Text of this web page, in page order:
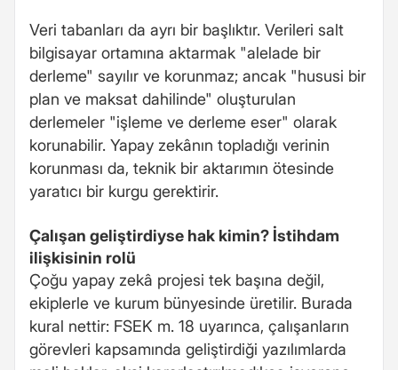
Veri tabanları da ayrı bir başlıktır. Verileri salt
bilgisayar ortamına aktarmak "alelade bir
derleme" sayılır ve korunmaz; ancak "hususi bir
plan ve maksat dahilinde" oluşturulan
derlemeler "işleme ve derleme eser" olarak
korunabilir. Yapay zekânın topladığı verinin
korunması da, teknik bir aktarımın ötesinde
yaratıcı bir kurgu gerektirir.
Çalışan geliştirdiyse hak kimin? İstihdam
ilişkisinin rolü
Çoğu yapay zekâ projesi tek başına değil,
ekiplerle ve kurum bünyesinde üretilir. Burada
kural nettir: FSEK m. 18 uyarınca, çalışanların
görevleri kapsamında geliştirdiği yazılımlarda